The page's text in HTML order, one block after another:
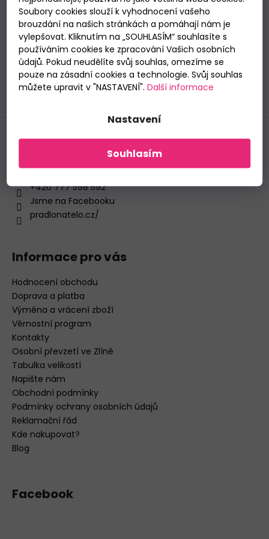
Soubory cookies slouží k vyhodnocení vašeho
brouzdání na našich stránkách a pomáhají nám je
vylepšovat. Kliknutím na „SOUHLASÍM“ souhlasíte s
používáním cookies ke zpracování Vašich osobních
údajů. Pokud neudělíte svůj souhlas, omezíme se
pouze na zásadní cookies a technologie. Svůj souhlas
můžete upravit v "NASTAVENÍ". Další informace
Nastavení
Souhlasím
DÁMSKÁ
TANGA
SIELEI
1343
NEW
185
Kč
E-mail
Vložením e-mailu souhlasíte sezpracováním
osobních údajů.
PŘIHLÁSIT SE
+420 777 598 592
Jsme na Facebooku
pradlonatelo.cz/
Informace pro vás
Hodnocení obchodu
Doprava a platba
Výměna a vrácení zboží
Věrnostní program
Kontakty
Osobní převzetí ve Zlíně
Tabulka velikostí
Napište nám
Obchodní podmínky
Podmínky ochrany osobních údajů
Reklamační řád
Kde nakupovat?
Blog
Facebook